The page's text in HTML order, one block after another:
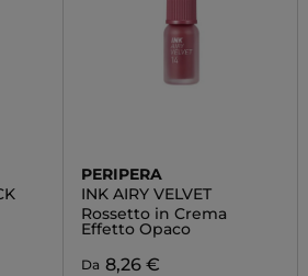
PERIPERA
INK AIRY VELVET
Rossetto in Crema
Effetto Opaco
Da 8,26 €